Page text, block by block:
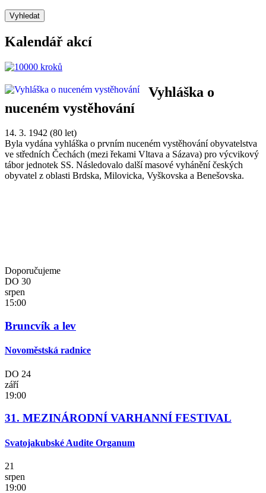
Vyhledat
Kalendář akcí
Vyhláška o
nuceném vystěhování
14. 3. 1942 (80 let)
Byla vydána vyhláška o prvním nuceném vystěhování obyvatelstva
ve středních Čechách (mezi řekami Vltava a Sázava) pro výcvikový
tábor jednotek SS. Následovalo další masové vyhánění českých
obyvatel z oblasti Brdska, Milovicka, Vyškovska a Benešovska.
Doporučujeme
DO 30
srpen
15:00
Bruncvík a lev
Novoměstská radnice
DO 24
září
19:00
31. MEZINÁRODNÍ VARHANNÍ FESTIVAL
Svatojakubské Audite Organum
21
srpen
19:00